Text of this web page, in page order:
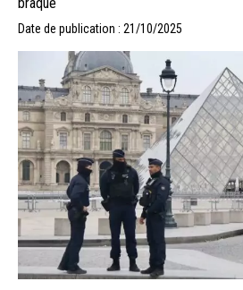
Date de publication : 21/10/2025